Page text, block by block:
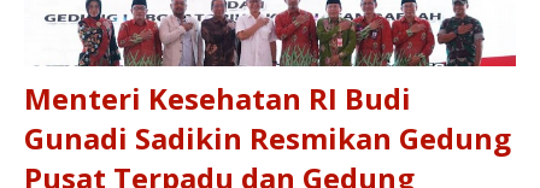
Menteri Kesehatan RI Budi
Gunadi Sadikin Resmikan Gedung
Pusat Terpadu dan Gedung